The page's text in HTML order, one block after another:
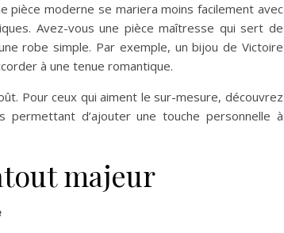
pièce moderne se mariera moins facilement avec
Avez-vous une pièce maîtresse qui sert de
robe simple. Par exemple, un bijou de Victoire
à une tenue romantique.
Pour ceux qui aiment le sur-mesure, découvrez
permettant d’ajouter une touche personnelle à
majeur